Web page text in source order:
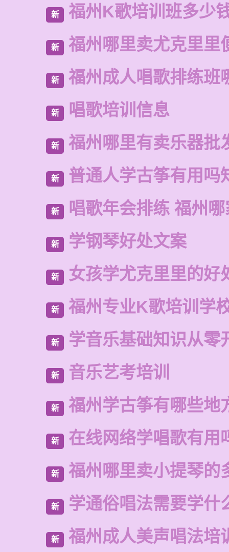
新 福州K歌培训班多少
新 福州哪里卖尤克里里
新 福州成人唱歌排练班
新 唱歌培训信息
新 福州哪里有卖乐器批
新 普通人学古筝有用吗
新 唱歌年会排练 福州
新 学钢琴好处文案
新 女孩学尤克里里的好
新 福州专业K歌培训学
新 学音乐基础知识从零
新 音乐艺考培训
新 福州学古筝有哪些地
新 在线网络学唱歌有用
新 福州哪里卖小提琴的
新 学通俗唱法需要学什
新 福州成人美声唱法培